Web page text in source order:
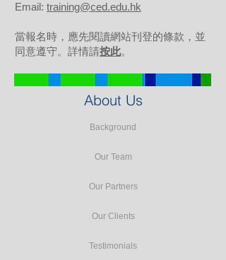
Email: training@ced.edu.hk
當報名時，應先閱讀網站刊登的條款，並
同意遵守。詳情請按此。
About Us
Background
Our Team
Our Partners
Our Clients
Testimonials